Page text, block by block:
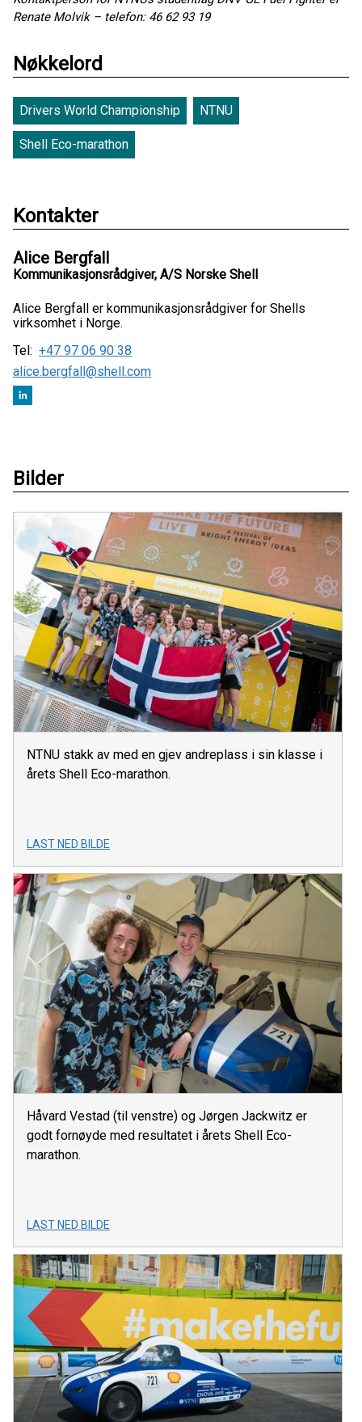
Renate Molvik – telefon: 46 62 93 19
Nøkkelord
Drivers World Championship NTNU
Shell Eco-marathon
Kontakter
Alice Bergfall
Kommunikasjonsrådgiver, A/S Norske Shell
Alice Bergfall er kommunikasjonsrådgiver for Shells
virksomhet i Norge.
Tel: +47 97 06 90 38
alice.bergfall@shell.com
Bilder
NTNU stakk av med en gjev andreplass i sin klasse i
årets Shell Eco-marathon.
LAST NED BILDE
Håvard Vestad (til venstre) og Jørgen Jackwitz er
godt fornøyde med resultatet i årets Shell Eco-
marathon.
LAST NED BILDE